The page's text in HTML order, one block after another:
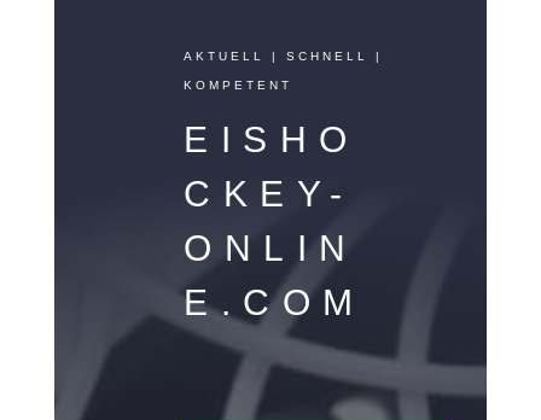
AKTUELL | SCHNELL |
KOMPETENT
EISHO
CKEY-
ONLIN
E.COM